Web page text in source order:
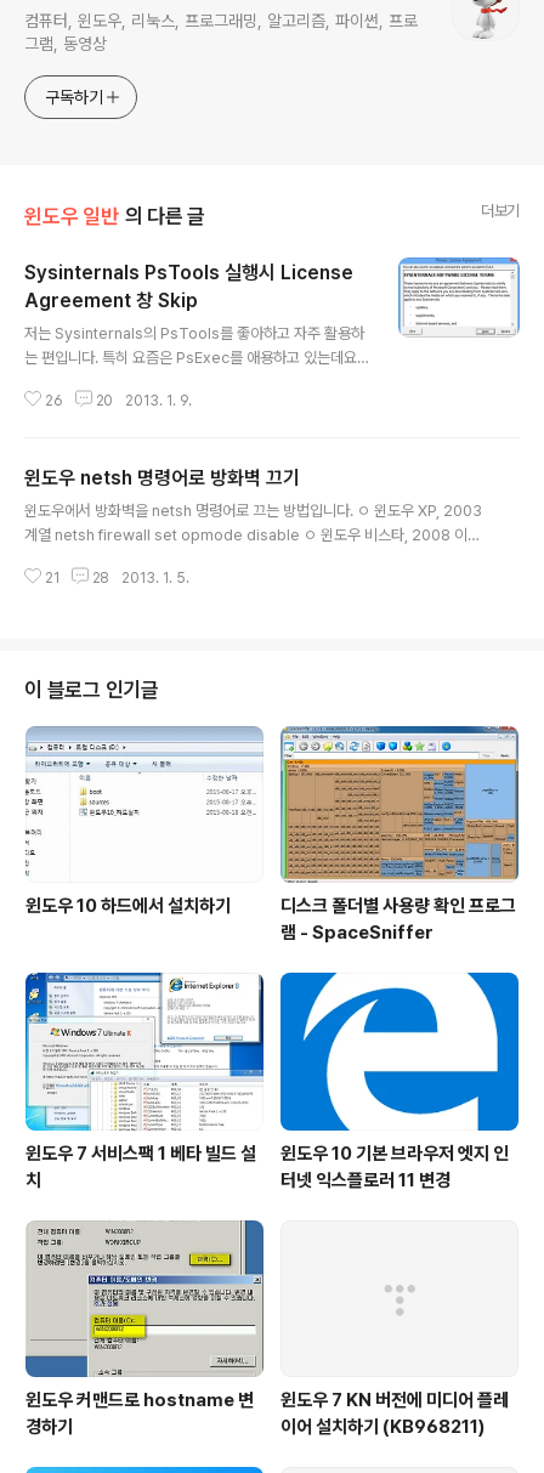
컴퓨터, 윈도우, 리눅스, 프로그래밍, 알고리즘, 파이썬, 프로
그램, 동영상
구독하기
윈도우 일반 의 다른 글 더보기
Sysinternals PsTools 실행시 License
Agreement 창 Skip
저는 Sysinternals의 PsTools를 좋아하고 자주 활용하
는 편입니다. 특히 요즘은 PsExec를 애용하고 있는데요,
이정도야 Agree 버튼을 한번 눌러 주는 일이 그리 힘든
I 기반의 툴은 일반적으로 뒤에 /? 붙이면 옵션을 설명해 주
는데, PsTools는 EULA 창을 스킵하는 옵션을 설명해놓
지 않았습니다. 그런데 두둥... 위 그림을 보면 창 제목 바로
se the /accepteula command-line switch to acc
26 20 2013. 1. 9.
윈도우 netsh 명령어로 방화벽 끄기
윈도우에서 방화벽을 netsh 명령어로 끄는 방법입니다. ㅇ 윈도우 XP, 2003
계열 netsh firewall set opmode disable ㅇ 윈도우 비스타, 2008 이상
글자 몇개만 써도 되는 것들이 많습니다. 따라서 아래와 같이 입력하셔도 작동
만 새해 복 많이 받으세요. (__)
21 28 2013. 1. 5.
이 블로그 인기글
윈도우 10 하드에서 설치하기
디스크 폴더별 사용량 확인 프로그
램 - SpaceSniffer
윈도우 7 서비스팩 1 베타 빌드 설
치
윈도우 10 기본 브라우저 엣지 인
터넷 익스플로러 11 변경
윈도우 커맨드로 hostname 변
경하기
윈도우 7 KN 버전에 미디어 플레
이어 설치하기 (KB968211)